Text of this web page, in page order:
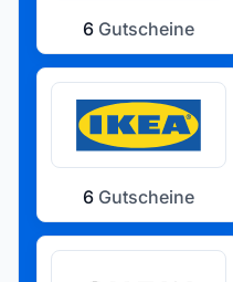
6 Gutscheine
6 Gutscheine